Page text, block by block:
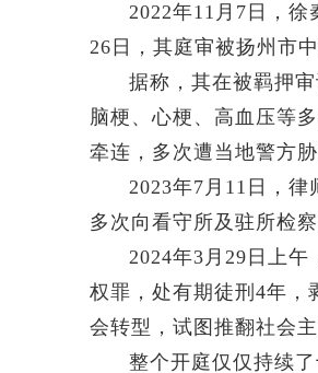
2022年11月7日，
26日，其庭审被扬州市
据称，其在被羁押
脑梗、心梗、高血压等
牵连，多次遭当地警方
2023年7月11日，
多次向看守所及驻所检
2024年3月29日上
权罪，处有期徒刑4年，
会转型，试图推翻社会
整个开庭仅仅持续